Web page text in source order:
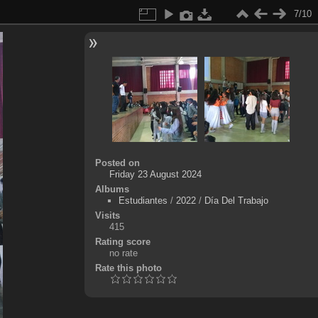
7/10
Posted on
Friday 23 August 2024
Albums
Estudiantes / 2022/ Día Del Trabajo
Visits
415
Rating score
no rate
Rate this photo